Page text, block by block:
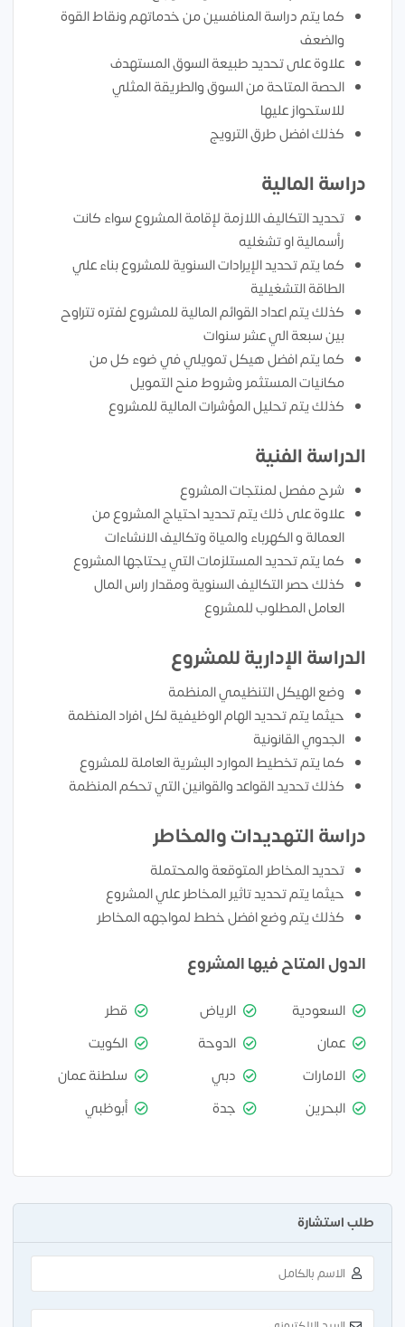
كما يتم دراسة المنافسين من خدماتهم ونقاط القوة
والضعف
علاوة على تحديد طبيعة السوق المستهدف
الحصة المتاحة من السوق والطريقة المثلي
للاستحواز عليها
كذلك افضل طرق الترويج
دراسة المالية
تحديد التكاليف اللازمة لإقامة المشروع سواء كانت
رأسمالية او تشغليه
كما يتم تحديد الإيرادات السنوية للمشروع بناء علي
الطاقة التشغيلية
كذلك يتم اعداد القوائم المالية للمشروع لفتره تتراوح
بين سبعة الي عشر سنوات
كما يتم افضل هيكل تمويلي في ضوء كل من
مكانيات المستثمر وشروط منح التمويل
كذلك يتم تحليل المؤشرات المالية للمشروع
الدراسة الفنية
شرح مفصل لمنتجات المشروع
علاوة على ذلك يتم تحديد احتياج المشروع من
العمالة و الكهرباء والمياة وتكاليف الانشاءات
كما يتم تحديد المستلزمات التي يحتاجها المشروع
كذلك حصر التكاليف السنوية ومقدار راس المال
العامل المطلوب للمشروع
الدراسة الإدارية للمشروع
وضع الهيكل التنظيمي المنظمة
حيثما يتم تحديد الهام الوظيفية لكل افراد المنظمة
الجدوي القانونية
كما يتم تخطيط الموارد البشرية العاملة للمشروع
كذلك تحديد القواعد والقوانين التي تحكم المنظمة
دراسة التهديدات والمخاطر
تحديد المخاطر المتوقعة والمحتملة
حيثما يتم تحديد تاثير المخاطر علي المشروع
كذلك يتم وضع افضل خطط لمواجهه المخاطر
الدول المتاح فيها المشروع
السعودية الرياض
قطر
عمان
الدوحة
الكويت
الامارات
دبي
سلطنة عمان
البحرين
جدة أبوظبي
طلب استشارة